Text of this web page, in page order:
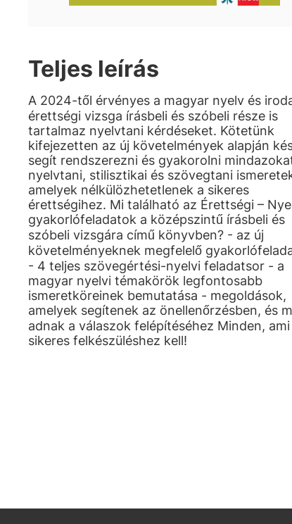
Teljes leírás
A 2024-től érvényes a magyar nyelv és
érettségi vizsga írásbeli és szóbeli része is
tartalmaz nyelvtani kérdéseket. Kötetünk
kifejezetten az új követelmények alapján
segít rendszerezni és gyakorolni
nyelvtani, stilisztikai és szövegtani
amelyek nélkülözhetetlenek a sikeres
érettségihez. Mi található az Érettségi –
gyakorlófeladatok a középszintű írásbeli és
szóbeli vizsgára című könyvben? - az új
követelményeknek megfelelő
- 4 teljes szövegértési-nyelvi feladatsor - a
magyar nyelvi témakörök legfontosabb
ismeretköreinek bemutatása - megoldások,
amelyek segítenek az önellenőrzésben, és
adnak a válaszok felépítéséhez Minden, ami
sikeres felkészüléshez kell!